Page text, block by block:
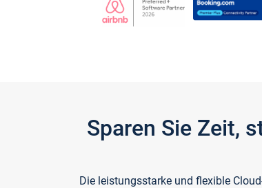
Sparen Sie Zeit,
Die leistungsstarke und flexible